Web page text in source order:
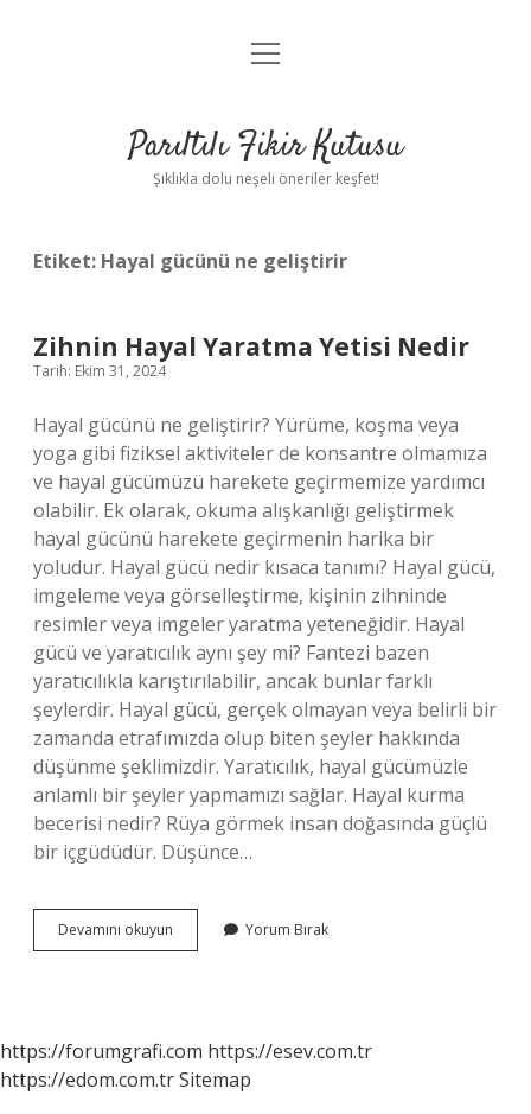
Anasayfa
Yasal Uyarı
menüyü
Parıltılı Fikir Kutusu
Şıklıkla dolu neşeli öneriler keşfet!
Etiket: Hayal gücünü ne geliştirir
Zihnin Hayal Yaratma Yetisi Nedir
Tarih: Ekim 31, 2024
Hayal gücünü ne geliştirir? Yürüme, koşma veya
yoga gibi fiziksel aktiviteler de konsantre olmamıza
ve hayal gücümüzü harekete geçirmemize yardımcı
olabilir. Ek olarak, okuma alışkanlığı geliştirmek
hayal gücünü harekete geçirmenin harika bir
yoludur. Hayal gücü nedir kısaca tanımı? Hayal gücü,
imgeleme veya görselleştirme, kişinin zihninde
resimler veya imgeler yaratma yeteneğidir. Hayal
gücü ve yaratıcılık aynı şey mi? Fantezi bazen
yaratıcılıkla karıştırılabilir, ancak bunlar farklı
şeylerdir. Hayal gücü, gerçek olmayan veya belirli bir
zamanda etrafımızda olup biten şeyler hakkında
düşünme şeklimizdir. Yaratıcılık, hayal gücümüzle
anlamlı bir şeyler yapmamızı sağlar. Hayal kurma
becerisi nedir? Rüya görmek insan doğasında güçlü
bir içgüdüdür. Düşünce…
Devamını okuyun
Hayal
Yorum Bırak
https://forumgrafi.com https://esev.com.tr
https://edom.com.trSitemap